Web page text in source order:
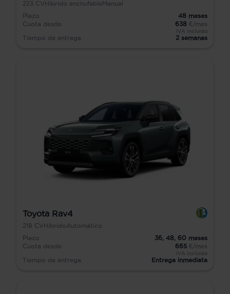
223 CV Híbrido enchufable Manual
Plazo
48 meses
Cuota desde
638 €/mes
IVA incluido
Tiempo de entrega 2 semanas
Toyota Rav4
218 CVHíbridoAutomático
Plazo
36, 48, 60 meses
Cuota desde
665 €/mes
IVA incluido
Tiempo de entrega Entrega inmediata